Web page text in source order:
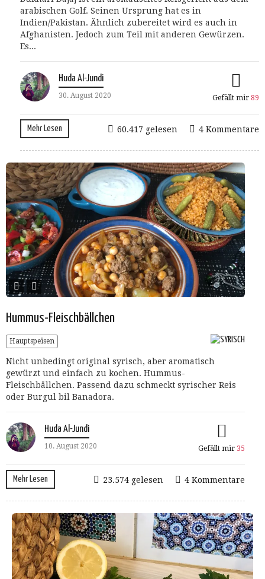
arabischen Golf. Seinen Ursprung hat es in
Indien/Pakistan. Ähnlich zubereitet wird es auch in
Afghanisten. Jedoch zum Teil mit anderen Gewürzen.
Es...
Huda Al-Jundi
30. August 2020 Gefällt mir 89
Mehr Lesen 4 Kommentare
60.417 gelesen
Hummus-Fleischbällchen
Hauptspeisen
Nicht unbedingt original syrisch, aber aromatisch
gewürzt und einfach zu kochen. Hummus-
Fleischbällchen. Passend dazu schmeckt syrischer Reis
oder Burgul bil Banadora.
Huda Al-Jundi
10. August 2020 Gefällt mir 35
Mehr Lesen 4 Kommentare
23.574 gelesen